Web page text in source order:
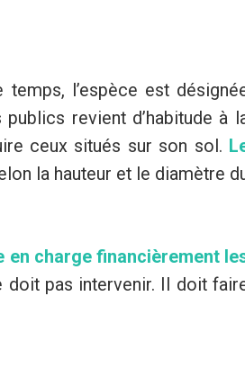
l’espèce est
revient d’habitude à
ceux situés sur son sol.
la hauteur et le diamètre
en charge financièrement
doit pas intervenir. Il doit